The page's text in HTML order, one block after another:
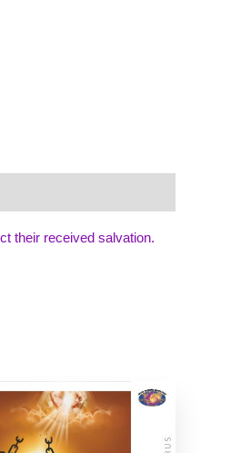
their received salvation.